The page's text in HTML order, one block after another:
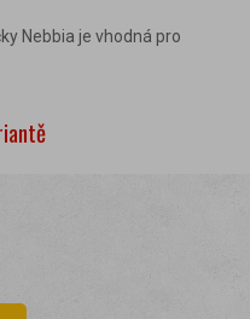
Nebbia je vhodná pro